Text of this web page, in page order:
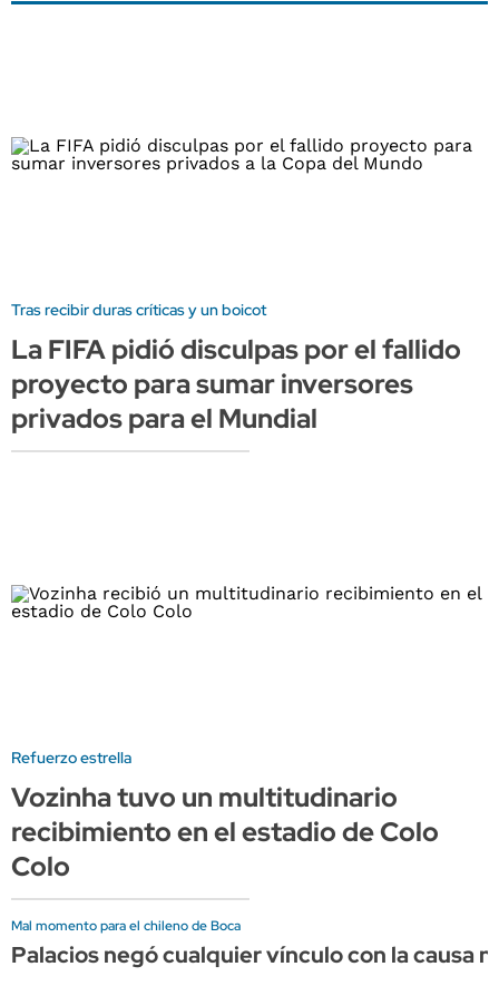
Tras recibir duras críticas y un boicot
La FIFA pidió disculpas por el fallido
proyecto para sumar inversores
privados para el Mundial
Refuerzo estrella
Vozinha tuvo un multitudinario
recibimiento en el estadio de Colo
Colo
Mal momento para el chileno de Boca
Palacios negó cualquier vínculo con la causa